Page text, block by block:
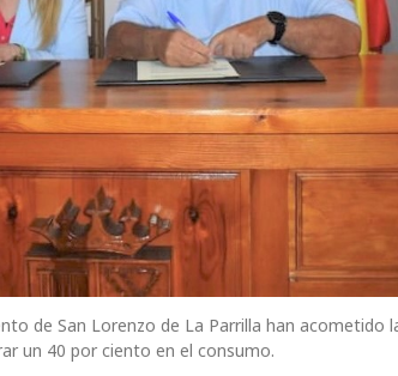
de San Lorenzo de La Parrilla han acometido
un 40 por ciento en el consumo.